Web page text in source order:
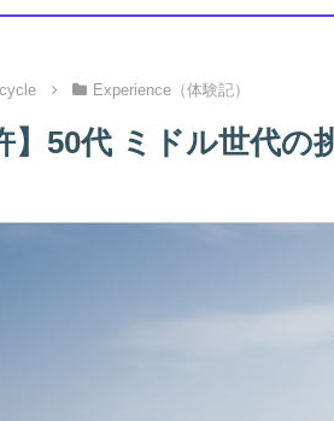
Experience（体験記）
】50代 ミドル世代の